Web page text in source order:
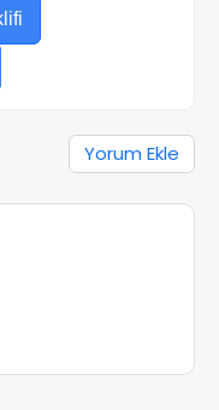
Yorum Ekle